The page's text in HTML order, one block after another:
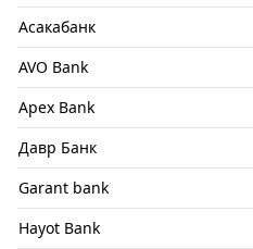
Асакабанк
AVO Bank
Apex Bank
Давр Банк
Garant bank
Hayot Bank